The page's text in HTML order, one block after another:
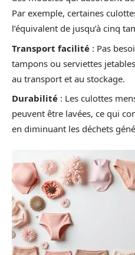
Par exemple, certaines
l’équivalent de jusqu’à cinq
Transport facilité : Pas
tampons ou serviettes
au transport et au stockage.
Durabilité : Les culottes
peuvent être lavées, ce qui
en diminuant les déchets